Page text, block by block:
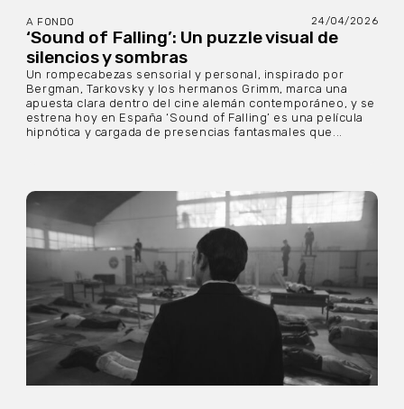
A FONDO 24/04/2026
‘Sound of Falling’: Un puzzle visual de
silencios y sombras
Un rompecabezas sensorial y personal, inspirado por
Bergman, Tarkovsky y los hermanos Grimm, marca una
apuesta clara dentro del cine alemán contemporáneo, y se
estrena hoy en España ‘Sound of Falling’ es una película
hipnótica y cargada de presencias fantasmales que...